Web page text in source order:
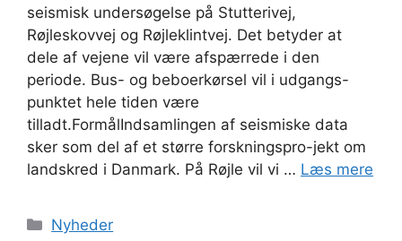
seismisk undersøgelse på Stutterivej,
Røjleskovvej og Røjleklintvej. Det betyder at
dele af vejene vil være afspærrede i den
periode. Bus- og beboerkørsel vil i udgangs-
punktet hele tiden være
tilladt.FormålIndsamlingen af seismiske data
sker som del af et større forskningspro-jekt om
landskred i Danmark. På Røjle vil vi … Læs mere
Kategorier
Nyheder